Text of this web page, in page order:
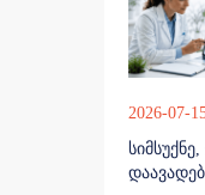
2026-07-